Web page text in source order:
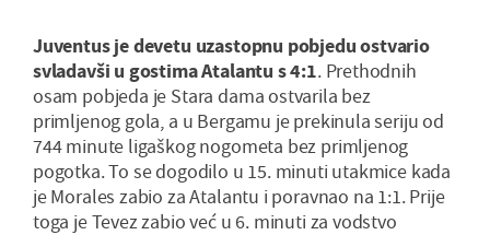
Juventus je devetu uzastopnu pobjedu ostvario
svladavši u gostima Atalantu s 4:1. Prethodnih
osam pobjeda je Stara dama ostvarila bez
primljenog gola, a u Bergamu je prekinula seriju od
744 minute ligaškog nogometa bez primljenog
pogotka. To se dogodilo u 15. minuti utakmice kada
je Morales zabio za Atalantu i poravnao na 1:1. Prije
toga je Tevez zabio već u 6. minuti za vodstvo